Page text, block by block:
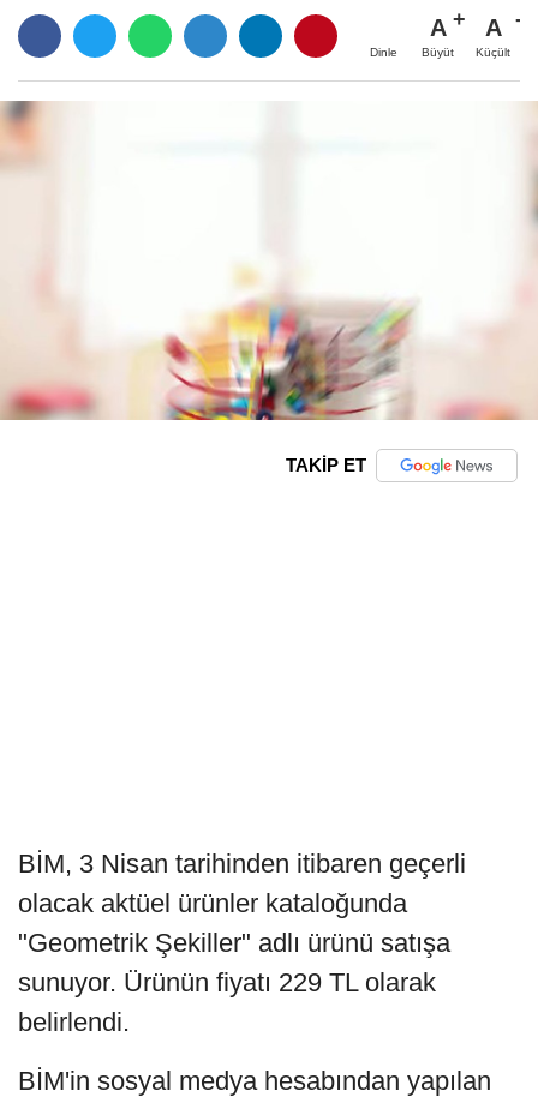
Dinle
A
Büyüt
A
Küçült
TAKİP ET
BİM, 3 Nisan tarihinden itibaren geçerli
olacak aktüel ürünler kataloğunda
"Geometrik Şekiller" adlı ürünü satışa
sunuyor. Ürünün fiyatı 229 TL olarak
belirlendi.
BİM'in sosyal medya hesabından yapılan